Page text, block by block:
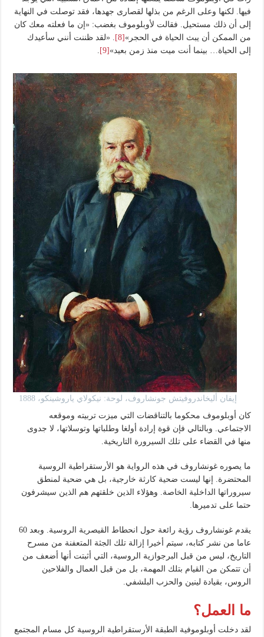
فيها. لكنها وعلى الرغم من بذلها لقصارى جهدها، فقد توصلت في النهاية
إلى أن ذلك مستحيل. فقالت لأوبلوموف بغضب: «إن ما فعلته معك كان
من الممكن أن يبث الحياة في الحجر»[8]
. «لقد ظننت أنني سأعيدك
إلى الحياة… بينما أنت ميت منذ زمن بعيد»[9]
إيفان أليخاندروفيتش جونشاروف، لوحة: نيكولاي ياروشينكو، 1888
كان أوبلوموف محكوما بالتناقضات التي ميزت تربيته وموقعه
الاجتماعي. وبالتالي فإن قوة إرادة أولغا وطلباتها وتوسلاتها، لا جدوى
منها في القضاء على تلك السيرورة التاريخية.
ما يصوره غونشاروف في هذه الرواية هو الأرستقراطية الروسية
المحتضرة. إنها ليست ضحية كارثة خارجية، بل هي ضحية لمنطق
سيروراتها الداخلية الخاصة. وهؤلاء الذين خلقتهم هم الذين سيشرفون
حتما على تدميرها.
يقدم غونشاروف رؤية رائعة حول انحطاط القيصرية الروسية. وبعد 60
عاما من نشر كتابه، سيتم أخيرا إزالة تلك الجثة المتعفنة من مسرح
التاريخ، ليس من قبل البرجوازية الروسية، التي أثبتت أنها أضعف من
أن تتمكن من القيام بتلك المهمة، بل من قبل العمال والفلاحين
الروس، بقيادة لينين والحزب البلشفي.
ما العمل؟
لقد دخلت أوبلوموفية الطبقة الأرستقراطية الروسية كل مسام المجتمع